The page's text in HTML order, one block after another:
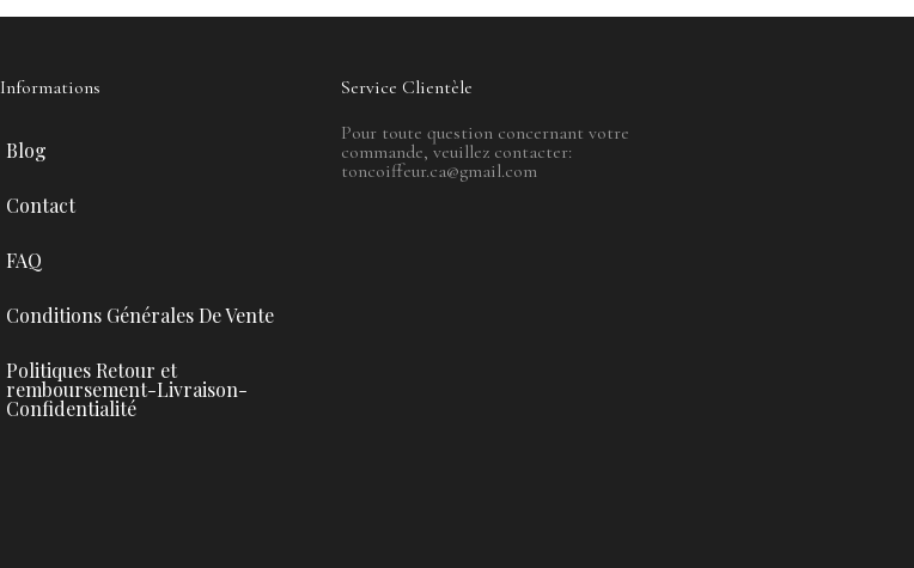
Informations
Blog
Contact
FAQ
Conditions Générales De Vente
Politiques Retour et
remboursement-Livraison-
Confidentialité
Service Clientèle
Pour toute question concernant votre
commande, veuillez contacter:
toncoiffeur.ca@gmail.com